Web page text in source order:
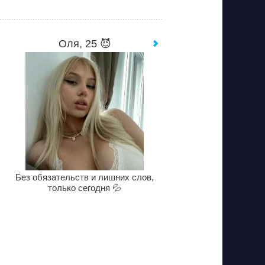
Оля, 25 😈
Без обязательств и лишних слов,
только сегодня 💦